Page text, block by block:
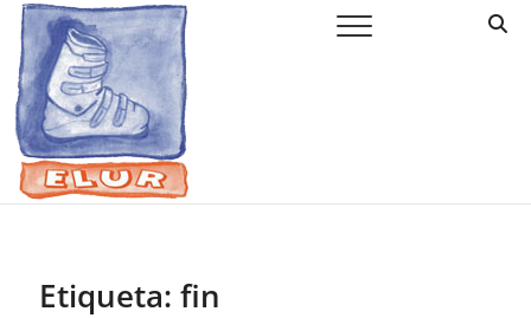
Saltar
contenido
Elur Taldea
EL CLUB DE ESQUÍ DE AMURRIO Y AYALA
Etiqueta:fin